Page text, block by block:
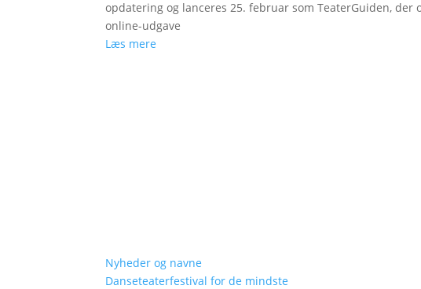
opdatering og lanceres 25. februar som TeaterGuiden, der
online-udgave
Læs mere
Nyheder og navne
Danseteaterfestival for de mindste